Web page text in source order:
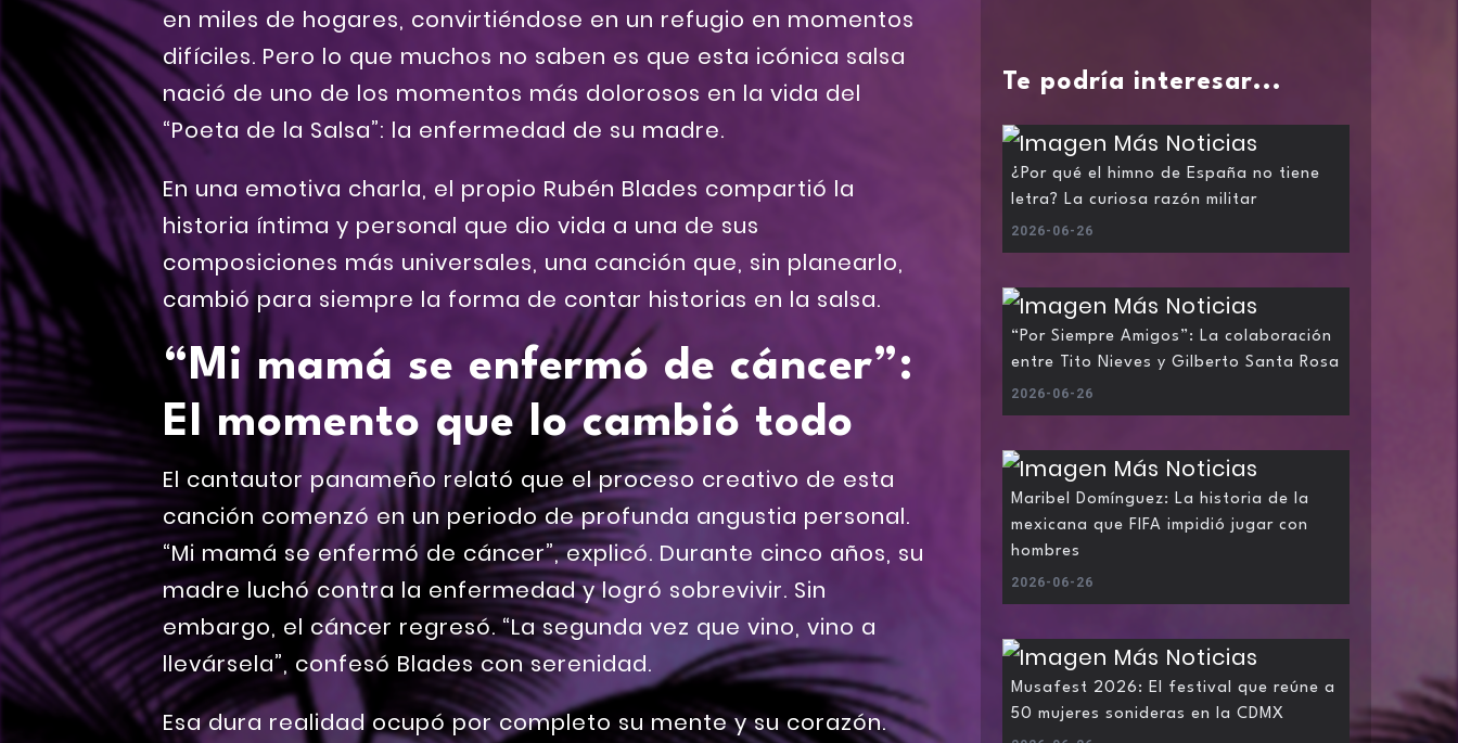
en miles de hogares, convirtiéndose en un refugio en momentos
difíciles. Pero lo que muchos no saben es que esta icónica salsa
nació de uno de los momentos más dolorosos en la vida del
“Poeta de la Salsa”: la enfermedad de su madre.
En una emotiva charla, el propio Rubén Blades compartió la
historia íntima y personal que dio vida a una de sus
composiciones más universales, una canción que, sin planearlo,
cambió para siempre la forma de contar historias en la salsa.
“Mi mamá se enfermó de cáncer”:
El momento que lo cambió todo
El cantautor panameño relató que el proceso creativo de esta
canción comenzó en un periodo de profunda angustia personal.
“Mi mamá se enfermó de cáncer”, explicó. Durante cinco años, su
madre luchó contra la enfermedad y logró sobrevivir. Sin
embargo, el cáncer regresó. “La segunda vez que vino, vino a
llevársela”, confesó Blades con serenidad.
Esa dura realidad ocupó por completo su mente y su corazón.
Te podría interesar...
¿Por qué el himno de España no tiene
letra? La curiosa razón militar
2026-06-26
“Por Siempre Amigos”: La colaboración
entre Tito Nieves y Gilberto Santa Rosa
2026-06-26
Maribel Domínguez: La historia de la
mexicana que FIFA impidió jugar con
hombres
2026-06-26
Musafest 2026: El festival que reúne a
50 mujeres sonideras en la CDMX